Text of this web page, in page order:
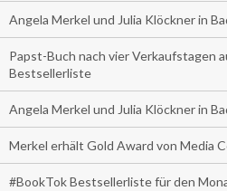
Angela Merkel und Julia Klöckner in
Papst-Buch nach vier Verkaufstagen
Bestsellerliste
Angela Merkel und Julia Klöckner in
Merkel erhält Gold Award von Media
#BookTok Bestsellerliste für den